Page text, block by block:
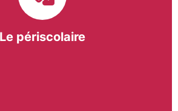
Le périscolaire
adaptée et individualisée